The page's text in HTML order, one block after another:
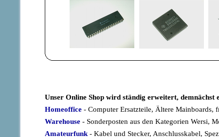
Unser Online Shop wird ständig erweitert,
Homeoffice - Computer Ersatzteile, Ältere Mainboards,
Warehouse - Sonderposten aus den Kategorien Wersi,
Amateurfunk - Kabel und Stecker, Anschlusskabel,